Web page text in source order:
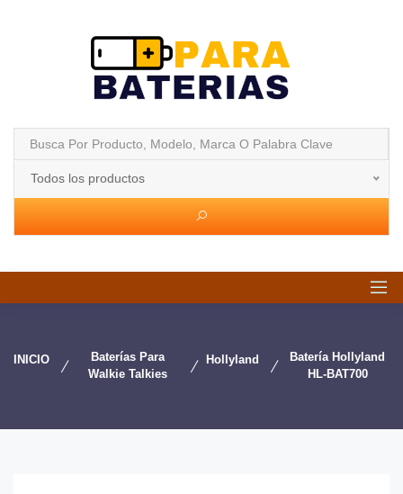
Todos los productos
INICIO
Baterías Para
Walkie Talkies
Hollyland
Batería Hollyland
HL-BAT700